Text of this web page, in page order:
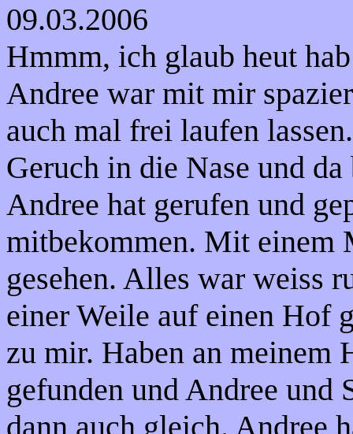
09.03.2006
Hmmm, ich glaub heut
Andree war mit mir
auch mal frei laufen
Geruch in die Nase und
Andree hat gerufen und
mitbekommen. Mit einem
gesehen. Alles war weiss
einer Weile auf einen Hof
zu mir. Haben an meinem
gefunden und Andree und
dann auch gleich. Andree